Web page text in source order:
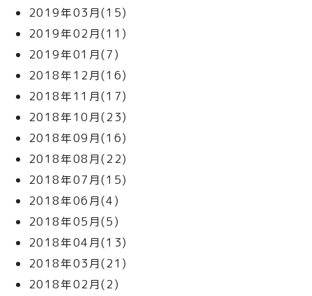
2019年03月(15)
2019年02月(11)
2019年01月(7)
2018年12月(16)
2018年11月(17)
2018年10月(23)
2018年09月(16)
2018年08月(22)
2018年07月(15)
2018年06月(4)
2018年05月(5)
2018年04月(13)
2018年03月(21)
2018年02月(2)